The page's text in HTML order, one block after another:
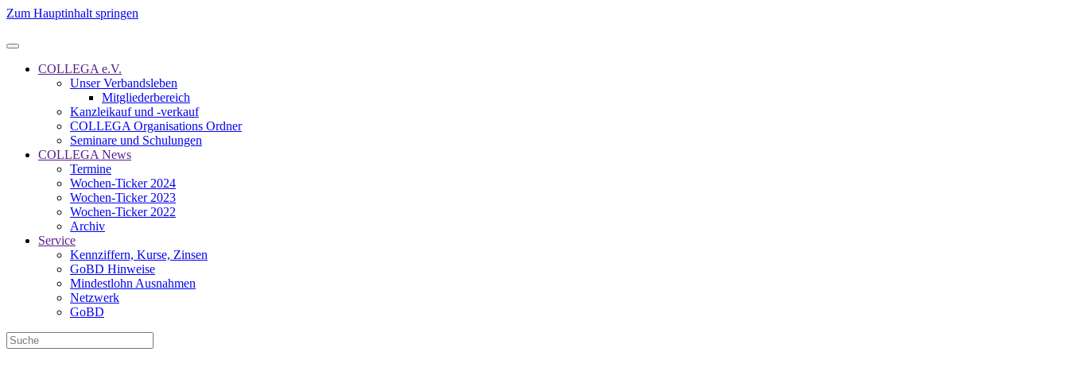
Zum Hauptinhalt springen
COLLEGA e.V.
Unser Verbandsleben
Mitgliederbereich
Kanzleikauf und -verkauf
COLLEGA Organisations Ordner
Seminare und Schulungen
COLLEGA News
Termine
Wochen-Ticker 2024
Wochen-Ticker 2023
Wochen-Ticker 2022
Archiv
Service
Kennziffern, Kurse, Zinsen
GoBD Hinweise
Mindestlohn Ausnahmen
Netzwerk
GoBD